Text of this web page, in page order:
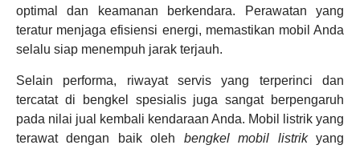
optimal dan keamanan berkendara. Perawatan yang
teratur menjaga efisiensi energi, memastikan mobil Anda
selalu siap menempuh jarak terjauh.
Selain performa, riwayat servis yang terperinci dan
tercatat di bengkel spesialis juga sangat berpengaruh
pada nilai jual kembali kendaraan Anda. Mobil listrik yang
terawat dengan baik oleh bengkel mobil listrikyang